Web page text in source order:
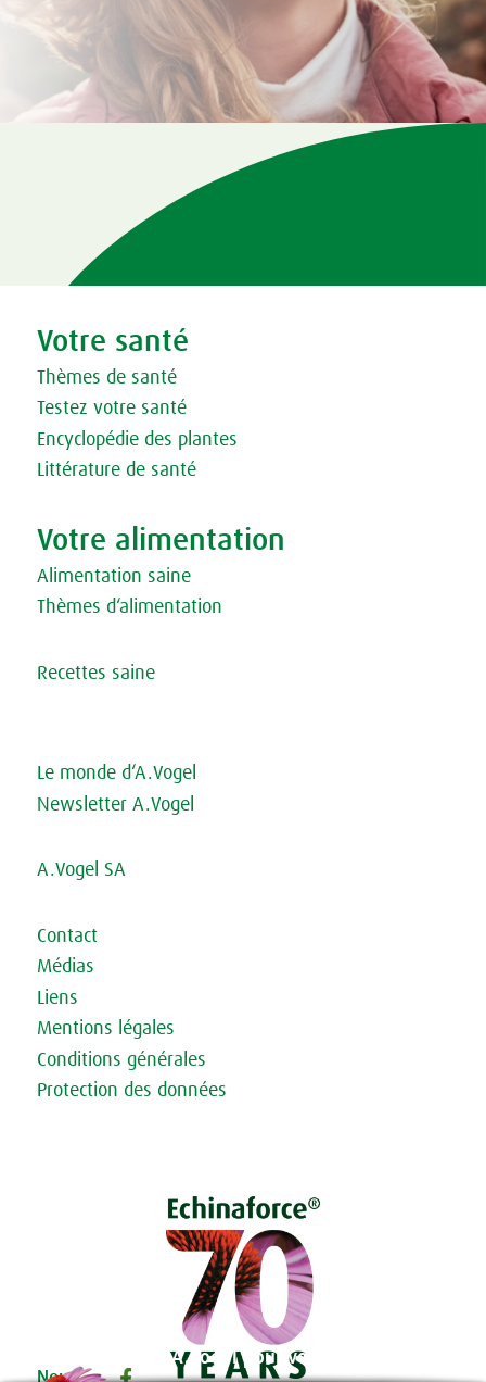
A.Vogel pour votre bien-être
Votre santé
Thèmes de santé
Testez votre santé
Encyclopédie des plantes
Littérature de santé
Votre alimentation
Alimentation saine
Thèmes d‘alimentation
Recettes saine
Le monde d‘A.Vogel
Newsletter A.Vogel
A.Vogel SA
Contact
Médias
Liens
Mentions légales
Conditions générales
Protection des données
Nous